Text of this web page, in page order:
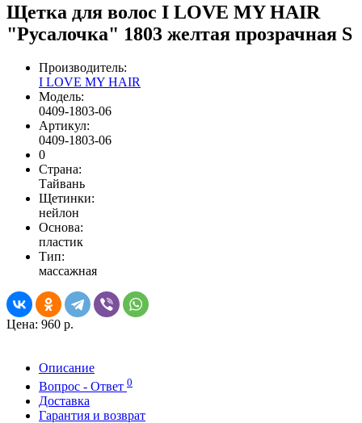
Щетка для волос I LOVE MY HAIR
"Русалочка" 1803 желтая прозрачная S
Производитель:
I LOVE MY HAIR
Модель:
0409-1803-06
Артикул:
0409-1803-06
0
Страна:
Тайвань
Щетинки:
нейлон
Основа:
пластик
Тип:
массажная
Цена: 960 р.
Описание
Вопрос - Ответ 0
Доставка
Гарантия и возврат